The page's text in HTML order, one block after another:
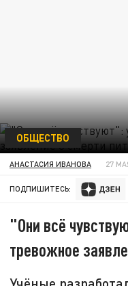
ОБЩЕСТВО
АНАСТАСИЯ ИВАНОВА 27
ПОДПИШИТЕСЬ:
"Они всё
тревожное
Учёные